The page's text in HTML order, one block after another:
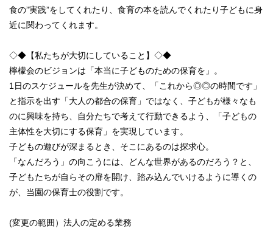
食の”実践”をしてくれたり、食育の本を読んでくれたり子どもに身
近に関わってくれます。
◇◆【私たちが大切にしていること】◇◆
檸檬会のビジョンは「本当に子どものための保育を」。
1日のスケジュールを先生が決めて、「これから◎◎の時間です」
と指示を出す「大人の都合の保育」ではなく、子どもが様々なも
のに興味を持ち、自分たちで考えて行動できるよう、「子どもの
主体性を大切にする保育」を実現しています。
子どもの遊びが深まるとき、そこにあるのは探求心。
「なんだろう」の向こうには、どんな世界があるのだろう？と、
子どもたちが自らその扉を開け、踏み込んでいけるように導くの
が、当園の保育士の役割です。
(変更の範囲）法人の定める業務